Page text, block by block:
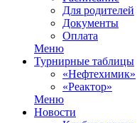
Для родителей
Документы
Оплата
Меню
Турнирные таблицы
«Нефтехимик»
«Реактор»
Меню
Новости